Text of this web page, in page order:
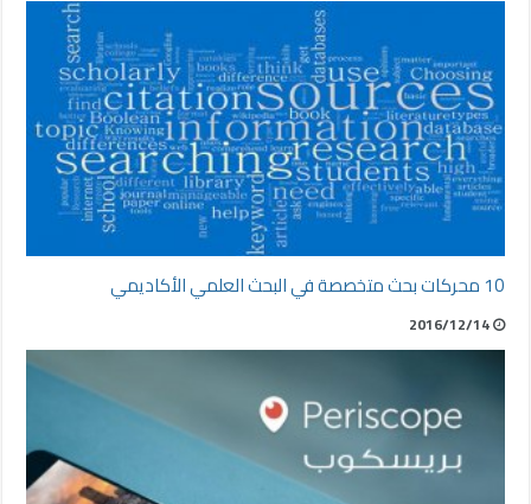
10 محركات بحث متخصصة في البحث العلمي الأكاديمي
2016/12/14